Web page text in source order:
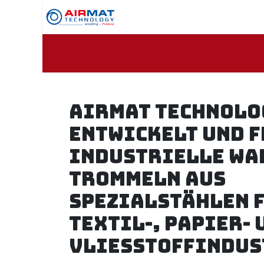
Zum Inhalt springen
AIRMAT
entwickelt und
industrielle
Trommeln aus
Spezialstählen
Textil-, Papier-